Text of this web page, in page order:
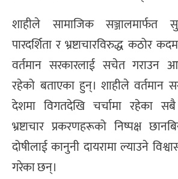
शाहीले सामाजिक सञ्जालमार्फत
पारदर्शिता र भ्रष्टाचारविरुद्ध कठोर
वर्तमान सरकारलाई सचेत गराउन
रहेको बताएका हुन्। शाहीले वर्तमान
देशमा विगतदेखि चर्चामा रहेका
भ्रष्टाचार प्रकरणहरूको निष्पक्ष
दोषीलाई कानुनी दायरामा ल्याउने
गरेका छन्।